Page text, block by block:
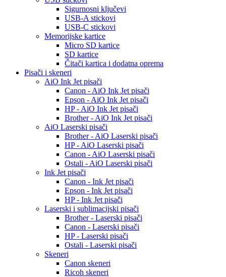
Sigurnosni ključevi
USB-A stickovi
USB-C stickovi
Memorijske kartice
Micro SD kartice
SD kartice
Čitači kartica i dodatna oprema
Pisači i skeneri
AiO Ink Jet pisači
Canon - AiO Ink Jet pisači
Epson - AiO Ink Jet pisači
HP - AiO Ink Jet pisači
Brother - AiO Ink Jet pisači
AiO Laserski pisači
Brother - AiO Laserski pisači
HP - AiO Laserski pisači
Canon - AiO Laserski pisači
Ostali - AiO Laserski pisači
Ink Jet pisači
Canon - Ink Jet pisači
Epson - Ink Jet pisači
HP - Ink Jet pisači
Laserski i sublimacijski pisači
Brother - Laserski pisači
Canon - Laserski pisači
HP - Laserski pisači
Ostali - Laserski pisači
Skeneri
Canon skeneri
Ricoh skeneri